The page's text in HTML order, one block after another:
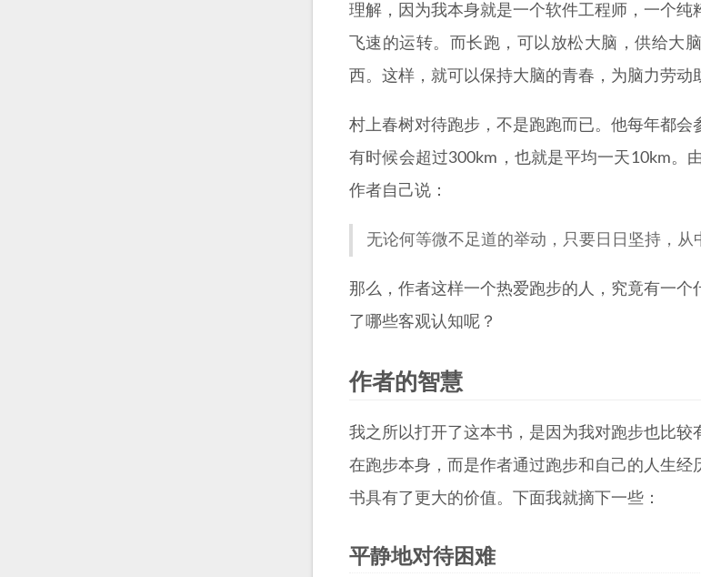
理解，因为我本身就是一个软件工程师，一个
飞速的运转。而长跑，可以放松大脑，供给大
西。这样，就可以保持大脑的青春，为脑力劳动
村上春树对待跑步，不是跑跑而已。他每年都
有时候会超过300km，也就是平均一天10km。
作者自己说：
无论何等微不足道的举动，只要日日坚持，从
那么，作者这样一个热爱跑步的人，究竟有一
了哪些客观认知呢？
作者的智慧
我之所以打开了这本书，是因为我对跑步也比
在跑步本身，而是作者通过跑步和自己的人生
书具有了更大的价值。下面我就摘下一些：
平静地对待困难